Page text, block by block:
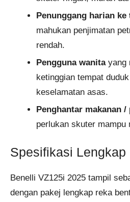
Penunggang harian
mahukan penjimatan
rendah.
Pengguna wanitayang
ketinggian tempat
keselamatan asas.
Penghantar makanan
perlukan skuter mampu
Spesifikasi Lengkap
Benelli VZ125i 2025 tampil
dengan pakej lengkap reka